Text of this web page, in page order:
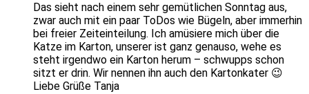
Das sieht nach einem sehr gemütlichen Sonntag aus,
zwar auch mit ein paar ToDos wie Bügeln, aber immerhin
bei freier Zeiteinteilung. Ich amüsiere mich über die
Katze im Karton, unserer ist ganz genauso, wehe es
steht irgendwo ein Karton herum – schwupps schon
sitzt er drin. Wir nennen ihn auch den Kartonkater 😉
Liebe Grüße Tanja